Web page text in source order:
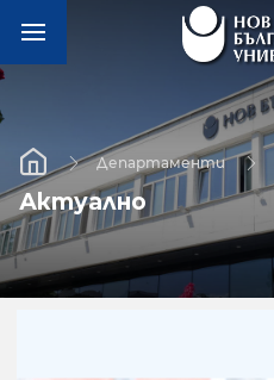
Департаменти
Актуално